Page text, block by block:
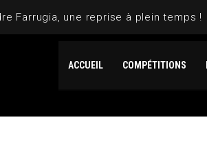
Farrugia, une reprise à plein temps !
ACCUEIL COMPÉTITIONS